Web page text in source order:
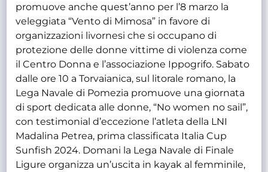
promuove anche quest’anno per l’8 marzo la
veleggiata “Vento di Mimosa” in favore di
organizzazioni livornesi che si occupano di
protezione delle donne vittime di violenza come
il Centro Donna e l’associazione Ippogrifo. Sabato
dalle ore 10 a Torvaianica, sul litorale romano, la
Lega Navale di Pomezia promuove una giornata
di sport dedicata alle donne, “No women no sail”,
con testimonial d’eccezione l’atleta della LNI
Madalina Petrea, prima classificata Italia Cup
Sunfish 2024. Domani la Lega Navale di Finale
Ligure organizza un’uscita in kayak al femminile,